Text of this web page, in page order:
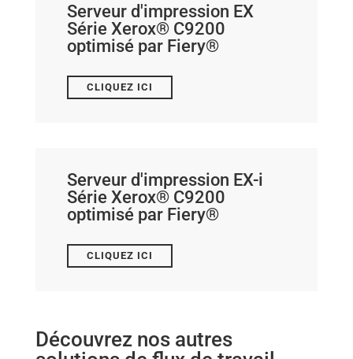
Serveur d'impression EX
Série Xerox® C9200
optimisé par Fiery®
CLIQUEZ ICI
Serveur d'impression EX-i
Série Xerox® C9200
optimisé par Fiery®
CLIQUEZ ICI
Découvrez nos autres